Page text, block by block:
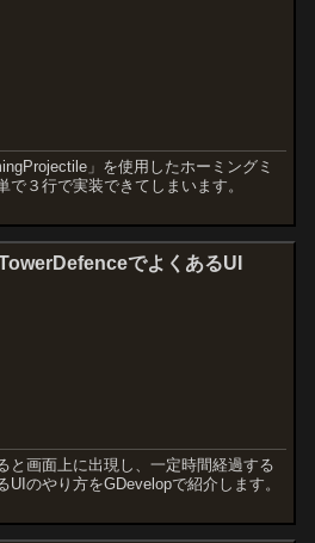
」を使用したホーミングミ
３行で実装できてしまいます。
でよくあるUI
と画面上に出現し、一定時間経過する
UIのやり方をGDevelopで紹介します。